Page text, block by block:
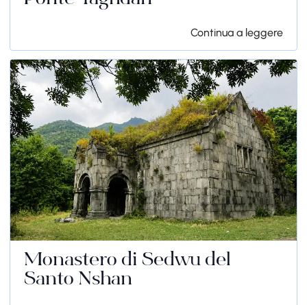
Continua a leggere
Monastero di Sedwu del
Santo Nshan